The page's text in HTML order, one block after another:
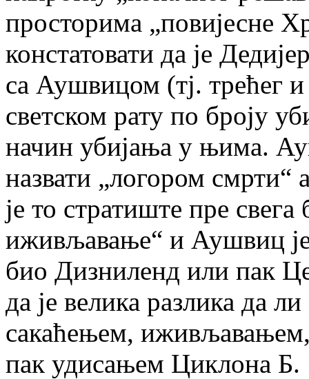
просторима „повијесне
констатовати да је
са Аушвицом (тј. трећег
светском рату по броју
начин убијања у њима.
назвати „логором смрти“
је то стратиште пре
иживљавање“ и Аушвиц је
био Дизниленд или пак
да је велика разлика да
сакаћењем,
пак удисањем Циклона Б.